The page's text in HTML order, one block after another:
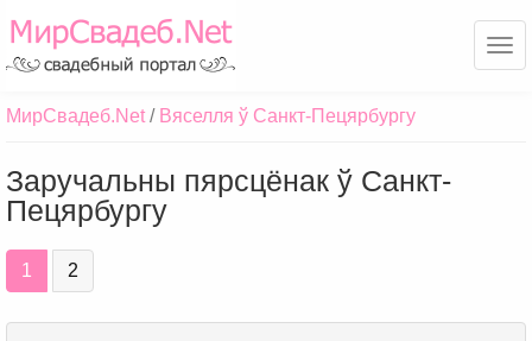
МирСвадеб.Net Вяселля ў Санкт-Пецярбургу
Заручальны пярсцёнак ў Санкт-
Пецярбургу
1 2